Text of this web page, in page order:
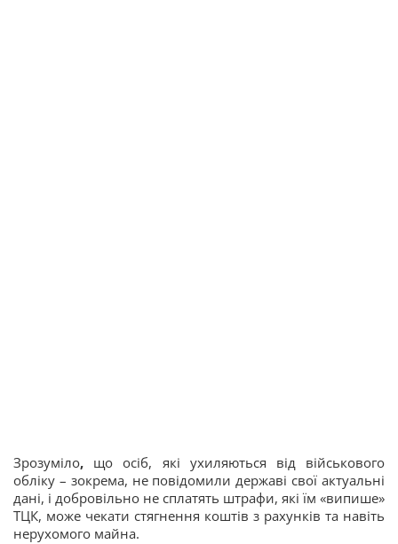
Зрозуміло, що осіб, які ухиляються від військового
обліку – зокрема, не повідомили державі свої актуальні
дані, і добровільно не сплатять штрафи, які їм «випише»
ТЦК, може чекати стягнення коштів з рахунків та навіть
нерухомого майна.